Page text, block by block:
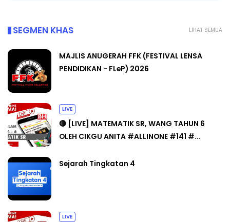
LIHAT SEMUA
SEGMEN KHAS
MAJLIS ANUGERAH FFK (FESTIVAL LENSA
PENDIDIKAN - FLeP) 2026
LIVE
🔴 [LIVE] MATEMATIK SR, WANG TAHUN 6
OLEH CIKGU ANITA #ALLINONE #141 #...
Sejarah Tingkatan 4
LIVE